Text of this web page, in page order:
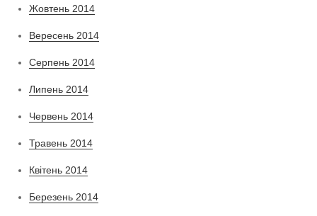
Жовтень 2014
Вересень 2014
Серпень 2014
Липень 2014
Червень 2014
Травень 2014
Квітень 2014
Березень 2014